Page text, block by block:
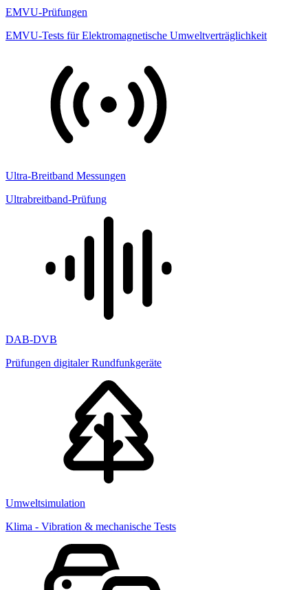
EMVU-Prüfungen
EMVU-Tests für Elektromagnetische Umweltverträglichkeit
Ultra-Breitband Messungen
Ultrabreitband-Prüfung
DAB-DVB
Prüfungen digitaler Rundfunkgeräte
Umweltsimulation
Klima - Vibration & mechanische Tests